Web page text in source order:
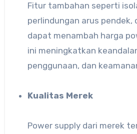
Fitur tambahan seperti
perlindungan arus pendek,
dapat menambah harga
ini meningkatkan
penggunaan, dan
Kualitas Merek
Power supply dari merek